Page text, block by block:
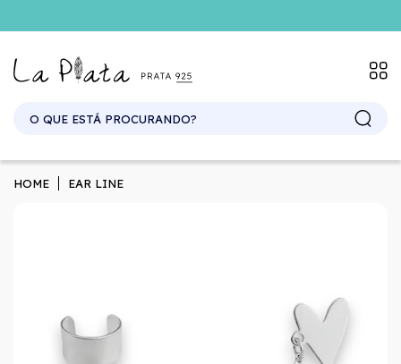
HOME EAR LINE